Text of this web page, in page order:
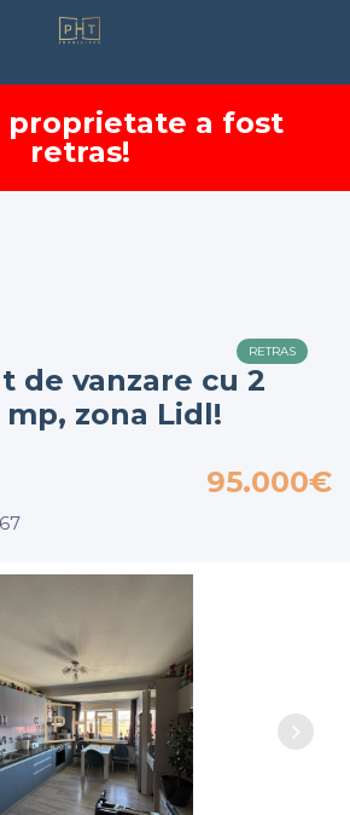
proprietate a fost
retras!
RETRAS
de vanzare cu 2
zona Lidl!
95.000€